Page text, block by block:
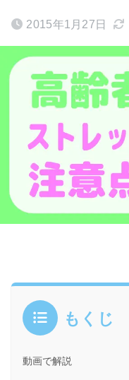
2015年1月27日
もくじ
動画で解説